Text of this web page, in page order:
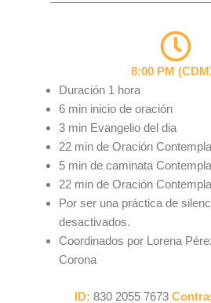
8:00 PM
Duración 1 hora
6 min inicio de oración
3 min Evangelio del dia
22 min de Oración
5 min de caminata
22 min de Oración
Por ser una práctica de
desactivados.
Coordinados por Lorena
Corona
ID: 830 2055 7673